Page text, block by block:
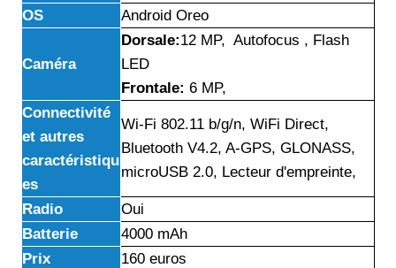
OS
Android Oreo
Caméra
Dorsale:12 MP, Autofocus , Flash
LED
Frontale: 6 MP,
Connectivité
et autres
caractéristiqu
es
Wi-Fi 802.11 b/g/n, WiFi Direct,
Bluetooth V4.2, A-GPS, GLONASS,
microUSB 2.0, Lecteur d'empreinte,
Radio
Oui
Batterie
4000 mAh
Prix
160 euros